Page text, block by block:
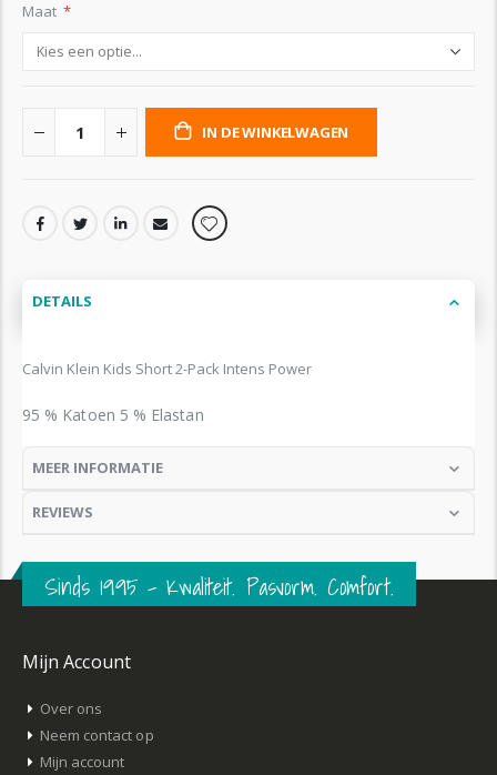
Maat
IN DE WINKELWAGEN
DETAILS
Calvin Klein Kids Short 2-Pack Intens Power
95 % Katoen 5 % Elastan
MEER INFORMATIE
REVIEWS
Sinds 1995 – Kwaliteit. Pasvorm. Comfort.
Mijn Account
Over ons
Neem contact op
Mijn account